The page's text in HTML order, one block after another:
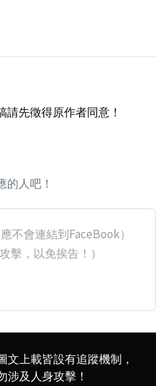
請先徵得原作者同意！
人吧！
應不會連結到FaceBook）
擊，以免挨告！）
上載皆設有追蹤機制，
涉及人身攻擊！